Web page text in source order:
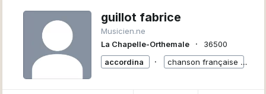
guillot fabrice
Musicien.ne
La Chapelle-Orthemale
∙
36500
accordina
∙ chanson française